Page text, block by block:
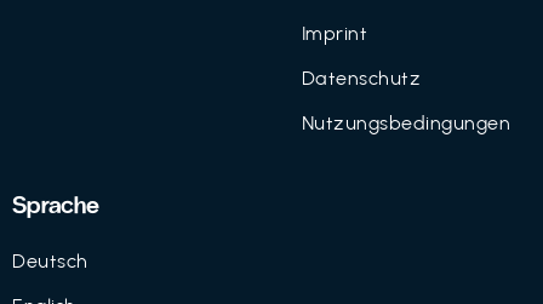
Imprint
Datenschutz
Nutzungsbedingungen
Sprache
Deutsch